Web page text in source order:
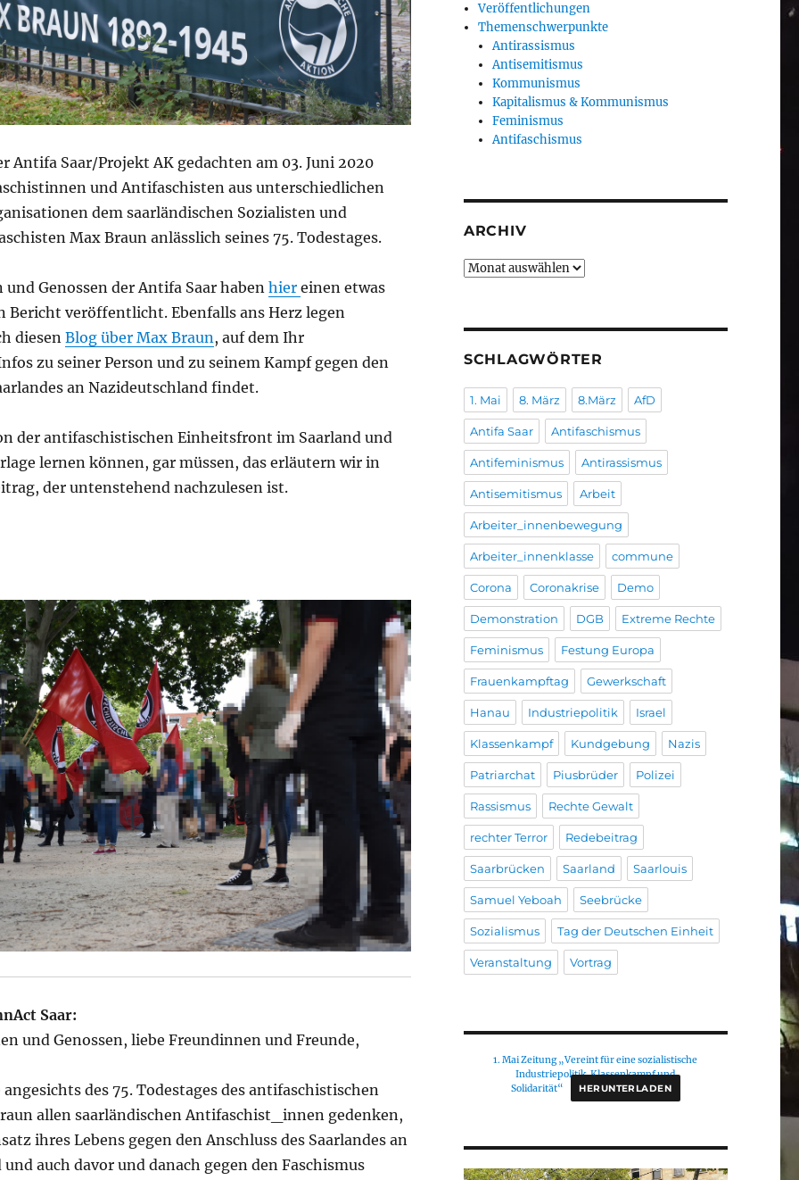
Antifa Saar/Projekt AK gedachten am 03. Juni 2020
und Antifaschisten aus unterschiedlichen
dem saarländischen Sozialisten und
Max Braun anlässlich seines 75. Todestages.
und Genossen der Antifa Saar haben hier einen etwas
Bericht veröffentlicht. Ebenfalls ans Herz legen
diesen Blog über Max Braun , auf dem Ihr
zu seiner Person und zu seinem Kampf gegen den
an Nazideutschland findet.
der antifaschistischen Einheitsfront im Saarland und
lernen können, gar müssen, das erläutern wir in
der untenstehend nachzulesen ist.
Saar:
und Genossen, liebe Freundinnen und Freunde,
des 75. Todestages des antifaschistischen
allen saarländischen Antifaschist_innen gedenken,
ihres Lebens gegen den Anschluss des Saarlandes an
auch davor und danach gegen den Faschismus
Veröffentlichungen
Themenschwerpunkte
Antirassismus
Antisemitismus
Kommunismus
Kapitalismus & Kommunismus
Feminismus
Antifaschismus
ARCHIV
Archiv
SCHLAGWÖRTER
1. Mai 8. März 8.März AfD
Antifa Saar Antifaschismus
Antifeminismus Antirassismus
Antisemitismus Arbeit
Arbeiter_innenbewegung
Arbeiter_innenklasse commune
Corona Coronakrise Demo
Demonstration DGB Extreme Rechte
Feminismus Festung Europa
Frauenkampftag Gewerkschaft
Hanau Industriepolitik Israel
Klassenkampf Kundgebung Nazis
Patriarchat Piusbrüder Polizei
Rassismus Rechte Gewalt
rechter Terror Redebeitrag
Saarbrücken Saarland Saarlouis
Samuel Yeboah Seebrücke
Sozialismus Tag der Deutschen Einheit
Veranstaltung Vortrag
1. Mai Zeitung „Vereint für eine sozialistische
Industriepolitik. Klassenkampf und
Solidarität“
HERUNTERLADEN